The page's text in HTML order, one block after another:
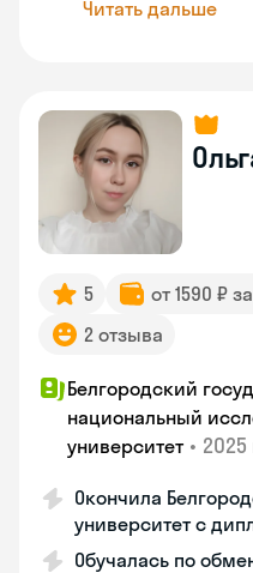
Читать дальше
5 от 1590 ₽
2 отзыва
Белгородский
национальный
университет • 2025
Окончила
университет с
Обучалась по